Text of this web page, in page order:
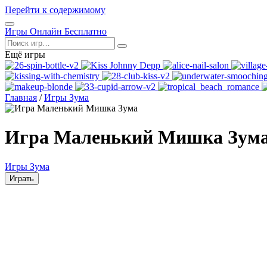
Перейти к содержимому
Открыть
меню
Игры Онлайн Бесплатно
Поиск
Ещё игры
Главная / Игры Зума
Игра Маленький Мишка
Игры Зума
Играть